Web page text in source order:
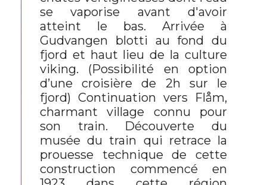
se vaporise avant d'avoir
atteint le bas. Arrivée à
Gudvangen blotti au fond du
fjord et haut lieu de la culture
viking. (Possibilité en option
d’une croisière de 2h sur le
fjord) Continuation vers Flåm,
charmant village connu pour
son train. Découverte du
musée du train qui retrace la
prouesse technique de cette
construction commencé en